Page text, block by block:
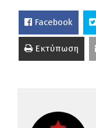
Facebook
Εκτύπωση